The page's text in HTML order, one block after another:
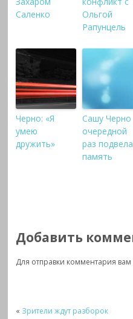
Саленко
Ольгой
Рапунцель
Черно: «Я
умею
дружить»
Сашу Черно
очередной
раз подвела
память
Добавить
Для отправки комментария
« Зрители ждут разборок